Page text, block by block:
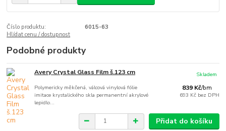
Číslo produktu:
6015-63
Hlídat cenu / dostupnost
Podobné produkty
Avery Crystal Glass Film š.123 cm
Polymericky měkčená, válcová vinylová fólie
imitace krystalického skla permanentní akrylové
lepidlo...
839 Kč/bm
693 Kč bez DPH
Skladem
Přidat do košíku